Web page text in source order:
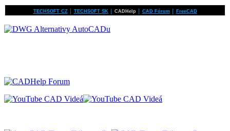
TECHSOFT CZ│ TECHSOFT SK│ CADHelp CAD Fórum│ FreeCAD